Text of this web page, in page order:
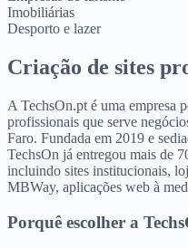
Imobiliárias
Desporto e lazer
Criação de sites
A TechsOn.pt é uma empresa
profissionais que serve
Faro. Fundada em 2019 e
TechsOn já entregou mais de
incluindo sites institucionais,
MBWay, aplicações web à
Porquê escolher a